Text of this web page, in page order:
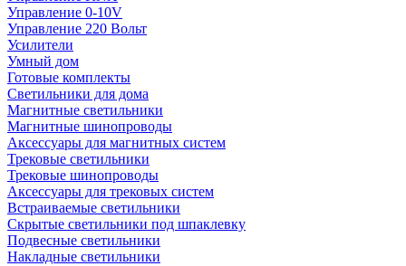
Управление 0-10V
Управление 220 Вольт
Усилители
Умный дом
Готовые комплекты
Светильники для дома
Магнитные светильники
Магнитные шинопроводы
Аксессуары для магнитных систем
Трековые светильники
Трековые шинопроводы
Аксессуары для трековых систем
Встраиваемые светильники
Скрытые светильники под шпаклевку
Подвесные светильники
Накладные светильники